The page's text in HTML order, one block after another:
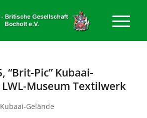
“Brit-Pic” Kubaai-
Museum Textilwerk
Gelände